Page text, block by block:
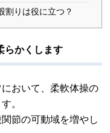
割りは役に立つ？
らかくします
おいて、柔軟体操の
。
節の可動域を増やし